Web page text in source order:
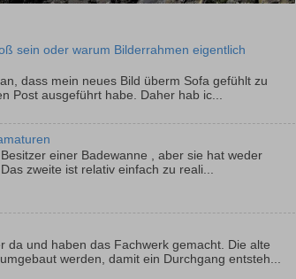
sein oder warum Bilderrahmen eigentlich
dass mein neues Bild überm Sofa gefühlt zu
Post ausgeführt habe. Daher hab ic...
einer Badewanne , aber sie hat weder
zweite ist relativ einfach zu reali...
da und haben das Fachwerk gemacht. Die alte
werden, damit ein Durchgang entsteh...